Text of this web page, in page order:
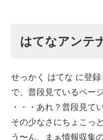
はてなアンテ
せっかく はてな に登録
で、普段見ているペー
・・・あれ？普段見て
その少なさにちょこっ
う〜ん、まぁ情報収集